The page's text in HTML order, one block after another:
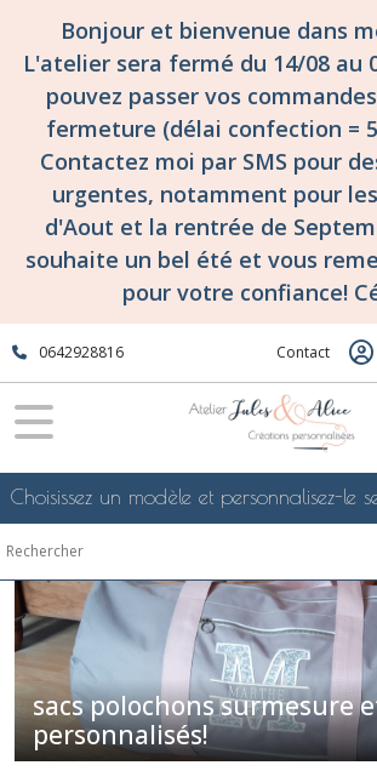
Bonjour et bienvenue dans
L'atelier sera fermé du 14/08 au
pouvez passer vos
fermeture (délai confection =
Contactez moi par SMS pour
urgentes, notamment pour
d'Aout et la rentrée de
souhaite un bel été et vous
pour votre confiance!
0642928816 Contact
sacs polochons surmesure
personnalisés!
Fermer
FILTRES
Tous
produits
Confections
surmesure
et
personnalisées
la
famille!
LES
SACS
surmesure
et
personnalisés!
les
tailles
sacs
polochons
(3)